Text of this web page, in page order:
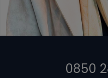
0850